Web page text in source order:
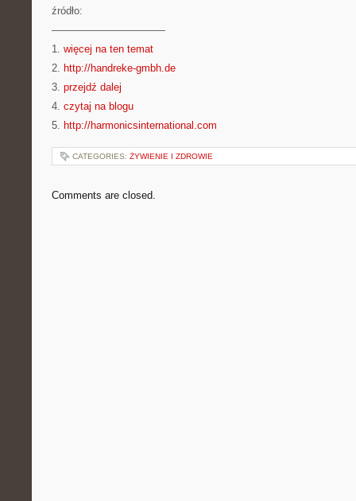
źródło:
———————————
1. więcej na ten temat
2. http://handreke-gmbh.de
3. przejdź dalej
4. czytaj na blogu
5. http://harmonicsinternational.com
CATEGORIES: ŻYWIENIE I ZDROWIE
Comments are closed.